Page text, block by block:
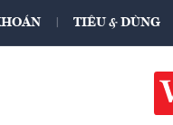
TIÊU & DÙNG